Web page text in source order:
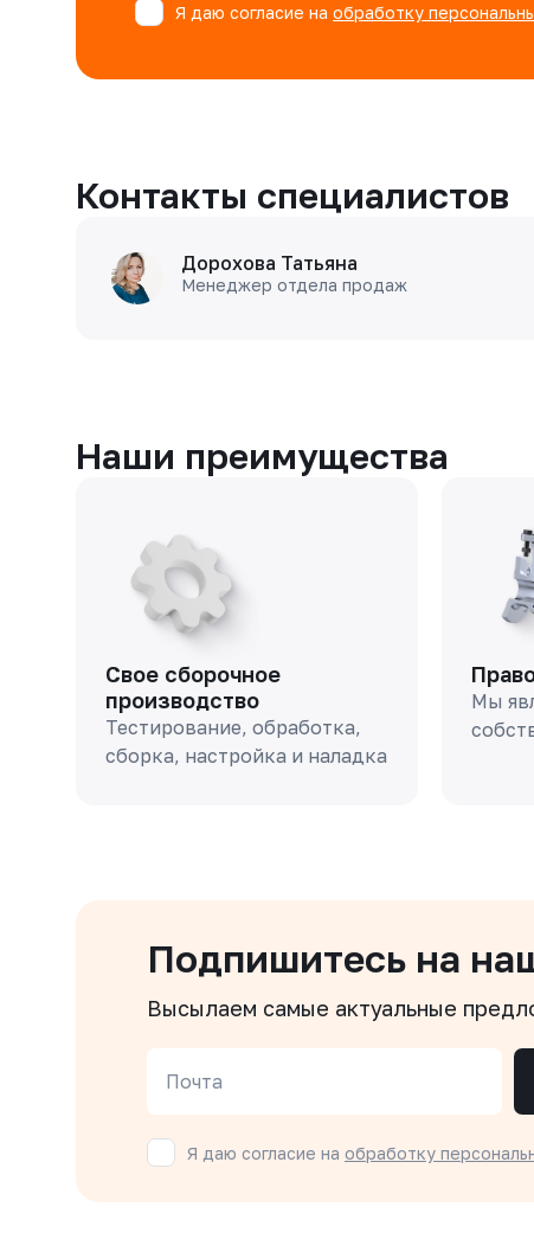
Я даю согласие на обработку
Контакты специалистов
Дорохова Татьяна
Менеджер отдела продаж
Наши преимущества
Свое сборочное
производство
Тестирование, обработка,
сборка, настройка и наладка
Мы
Подпишитесь на
Высылаем самые актуальные
Почта
Я даю согласие на обработку